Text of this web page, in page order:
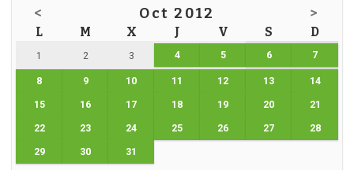
< Oct 2012 >
L M X J V S D
1 2 3 4 5 6 7
8 9 10 11 12 13 14
15 16 17 18 19 20 21
22 23 24 25 26 27 28
29 30 31